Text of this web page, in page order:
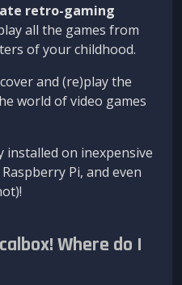
retro-gaming
all the games from
of your childhood.
and (re)play the
world of video games
installed on inexpensive
Pi, and even
Where do I